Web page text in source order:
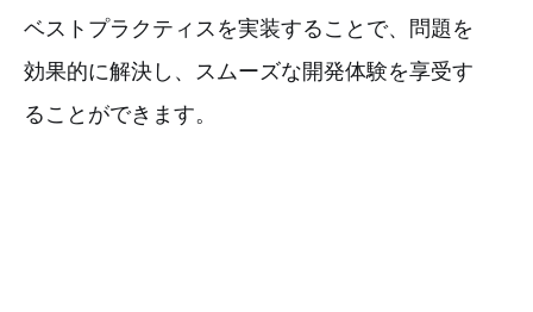
ベストプラクティスを実装することで、問題を
効果的に解決し、スムーズな開発体験を享受す
ることができます。